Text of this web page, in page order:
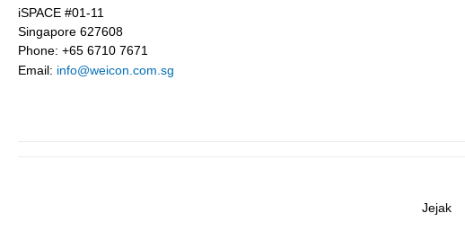
iSPACE #01-11
Singapore 627608
Phone: +65 6710 7671
Email: info@weicon.com.sg
Jejak